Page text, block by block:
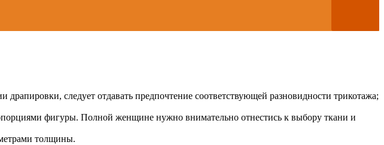
следует отдавать предпочтение соответствующей разновидности трикотажа;
фигуры. Полной женщине нужно внимательно отнестись к выбору ткани и
толщины.